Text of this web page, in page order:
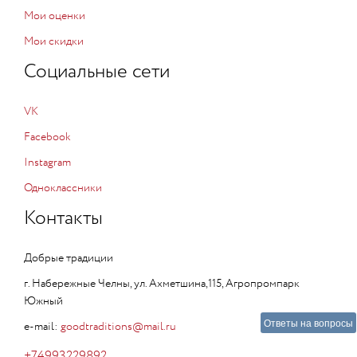
Мои оценки
Мои скидки
Социальные сети
VK
Facebook
Instagram
Одноклассники
Контакты
Добрые традиции
г. Набережные Челны, ул. Ахметшина,115, Агропромпарк
Южный
e-mail: goodtraditions@mail.ru Ответы на вопросы